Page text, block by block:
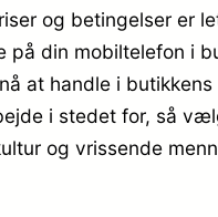
og betingelser er
din mobiltelefon i
at handle i
i stedet for, så
og vrissende